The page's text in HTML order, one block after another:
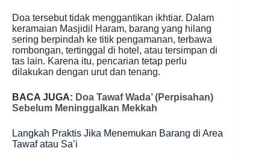
Doa tersebut tidak menggantikan ikhtiar. Dalam
keramaian Masjidil Haram, barang yang hilang
sering berpindah ke titik pengamanan, terbawa
rombongan, tertinggal di hotel, atau tersimpan di
tas lain. Karena itu, pencarian tetap perlu
dilakukan dengan urut dan tenang.
BACA JUGA: Doa Tawaf Wada’ (Perpisahan)
Sebelum Meninggalkan Mekkah
Langkah Praktis Jika Menemukan Barang di Area
Tawaf atau Sa’i